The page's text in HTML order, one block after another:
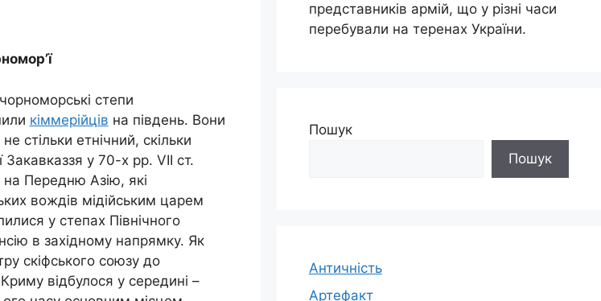
степи
кіммерійців на південь. Вони
стільки етнічний, скільки
Закавказзя у 70-х рр. VII ст.
на Передню Азію, які
вождів мідійським царем
у степах Північного
в західному напрямку. Як
скіфського союзу до
відбулося у середині –
представників армій, що у різні часи
перебували на теренах України.
Пошук
Пошук
Античність
Артефакт